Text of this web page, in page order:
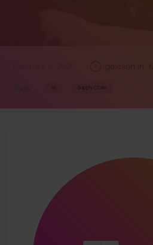
Tags KI Supply Chain